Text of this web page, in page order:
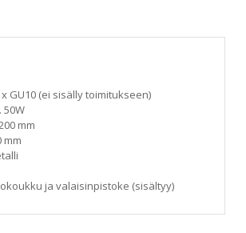
GU10 (ei sisälly toimitukseen)
50W
mm
mm
ja valaisinpistoke (sisältyy)